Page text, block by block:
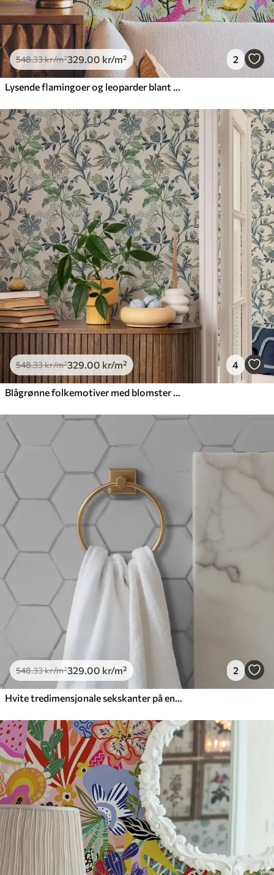
548.33kr/m²329.00 kr/m² 2
Lysende flamingoer og leoparder blant tropiske planter
548.33kr/m²329.00 kr/m² 4
Blågrønne folkemotiver med blomster og blader på kremfarget bakgrunn
548.33kr/m²329.00 kr/m² 2
Hvite tredimensjonale sekskanter på en glatt bakgrunn